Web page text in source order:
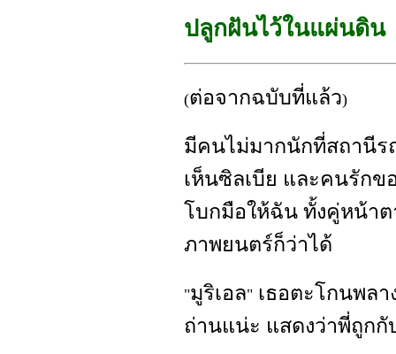
ปลูกฝันไว้ในแผ่นดิน
(ต่อจากฉบับที่แล้ว)
มีคนไม่มากนักที่สถานีร
เห็นซิลเบีย และคนรักข
โบกมือให้ฉัน ทั้งคู่หน้าต
ภาพยนตร์ก็ว่าได้
"มูริเอล" เธอตะโกนพล
ถ่านแน่ะ แสดงว่าพี่ถูก